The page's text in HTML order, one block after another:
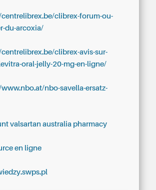
centrelibrex.be/clibrex-forum-ou-
du-arcoxia/
clibrex-avis-sur-
oral-jelly-20-mg-en-ligne/
nbo-savella-ersatz-
valsartan australia pharmacy
en ligne